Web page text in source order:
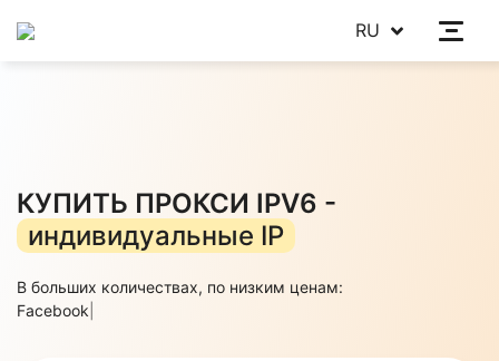
RU
КУПИТЬ ПРОКСИ IPV6 -
индивидуальные IP
В больших количествах, по низким ценам:
Ins|